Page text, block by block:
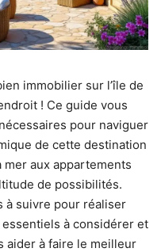
immobilier sur l’île de
! Ce guide vous
pour naviguer
de cette destination
aux appartements
de possibilités.
à suivre pour réaliser
à considérer et
aider à faire le meilleur